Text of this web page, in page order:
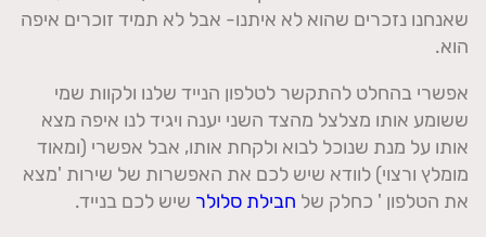
שאנחנו נזכרים שהוא לא איתנו- אבל לא תמיד זוכרים איפה
הוא.
אפשרי בהחלט להתקשר לטלפון הנייד שלנו ולקוות שמי
ששומע אותו מצלצל מהצד השני יענה ויגיד לנו איפה מצא
אותו על מנת שנוכל לבוא ולקחת אותו, אבל אפשרי (ומאוד
מומלץ ורצוי) לוודא שיש לכם את האפשרות של שירות 'מצא
את הטלפון ' כחלק של חבילת סלולר שיש לכם בנייד.